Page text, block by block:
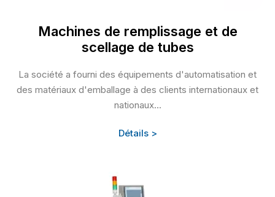
Machines de remplissage et de
scellage de tubes
La société a fourni des équipements d'automatisation et
des matériaux d'emballage à des clients internationaux et
nationaux...
Détails >